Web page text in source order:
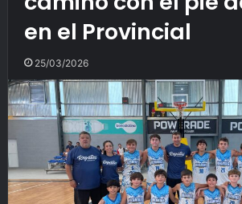
en el Provincial
25/03/2026